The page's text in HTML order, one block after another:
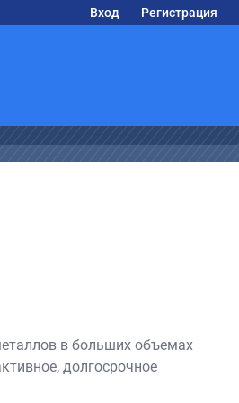
Вход Регистрация
в больших объемах
долгосрочное